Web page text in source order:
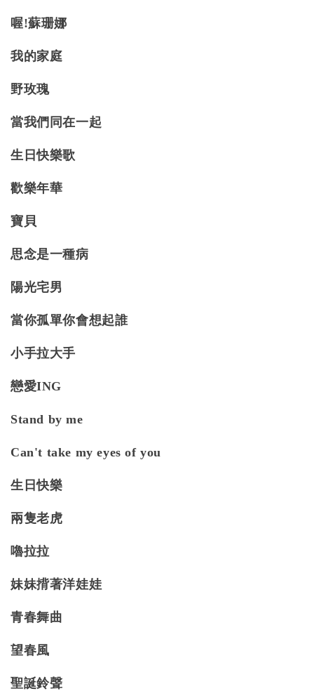
喔!蘇珊娜
我的家庭
野玫瑰
當我們同在一起
生日快樂歌
歡樂年華
寶貝
思念是一種病
陽光宅男
當你孤單你會想起誰
小手拉大手
戀愛ING
Stand by me
Can't take my eyes of you
生日快樂
兩隻老虎
嚕拉拉
妹妹揹著洋娃娃
青春舞曲
望春風
聖誕鈴聲